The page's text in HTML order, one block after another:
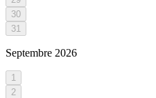
30
31
Septembre 2026
1
2